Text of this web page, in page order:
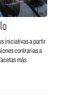
iniciativas a partir
contrarias a
más